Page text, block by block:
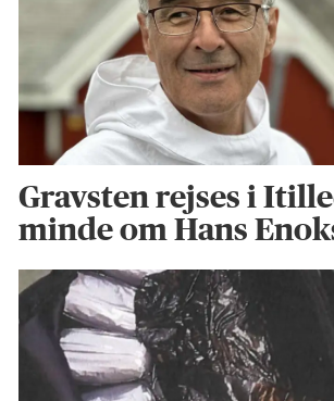
Gravsten rejses i
minde om Hans